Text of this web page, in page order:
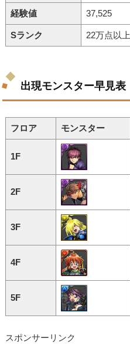
経験値 37,525
Sランク 22万点以上
出現モンスター早見表
フロア モンスター
1F
2F
3F
4F
5F
スポンサーリンク